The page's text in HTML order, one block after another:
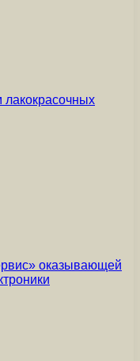
лакокрасочных
оказывающей